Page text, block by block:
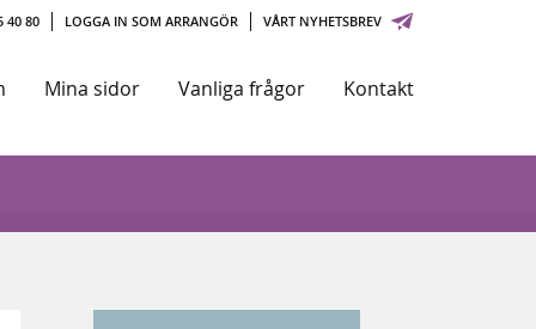
40 80 LOGGA IN SOM ARRANGÖR VÅRT NYHETSBREV
Mina sidor Vanliga frågor Kontakt